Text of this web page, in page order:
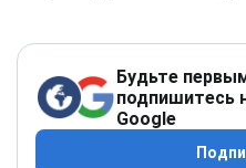
Будьте
подпишитесь
Google